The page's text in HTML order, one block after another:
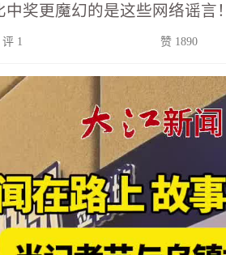
中奖更魔幻的是这些网络谣言！
评 1 赞 1890